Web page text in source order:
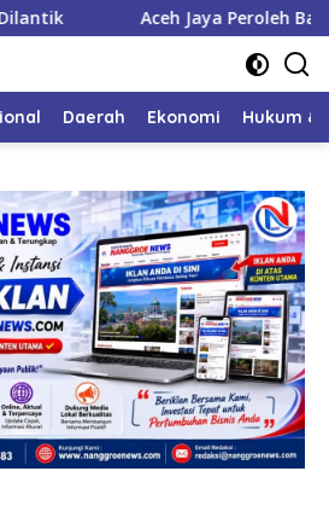
Aceh Jaya Peroleh Bantuan
Daerah Ekonomi Hukum &